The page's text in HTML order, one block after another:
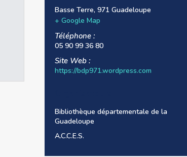
Basse Terre, 971 Guadeloupe
+ Google Map
Téléphone :
05 90 99 36 80
Site Web :
https://bdp971.wordpress.com
Bibliothèque départementale de la
Guadeloupe
A.C.C.E.S.